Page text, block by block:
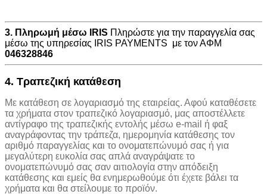
3. Πληρωμή μέσω IRIS Πληρώστε για την παραγγελία σας
μέσω της υπηρεσίας IRIS PAYMENTS με τον ΑΦΜ
046328846
4. Τραπεζική κατάθεση
Με κατάθεση σε λογαριασμό της εταιρείας. Αφού καταθέσετε
τα χρήματα στον τραπεζικό λογαριασμό, μας αποστέλλετε
αντίγραφο της τραπεζικής εντολής μέσω e-mail ή φαξ
αναγράφοντας την τράπεζα, ημερομηνία κατάθεσης τον
αριθμό παραγγελίας και το ονοματεπώνυμό σας ή για
μεγαλύτερη ευκολία σας απλά αναγράψατε το
ονοματεπώνυμό σας σαν αιτιολογία στην απόδειξη
κατάθεσης και εμείς θα ενημερωθούμε ότι έχετε βάλει τα
χρήματα και θα στείλουμε το προϊόν.